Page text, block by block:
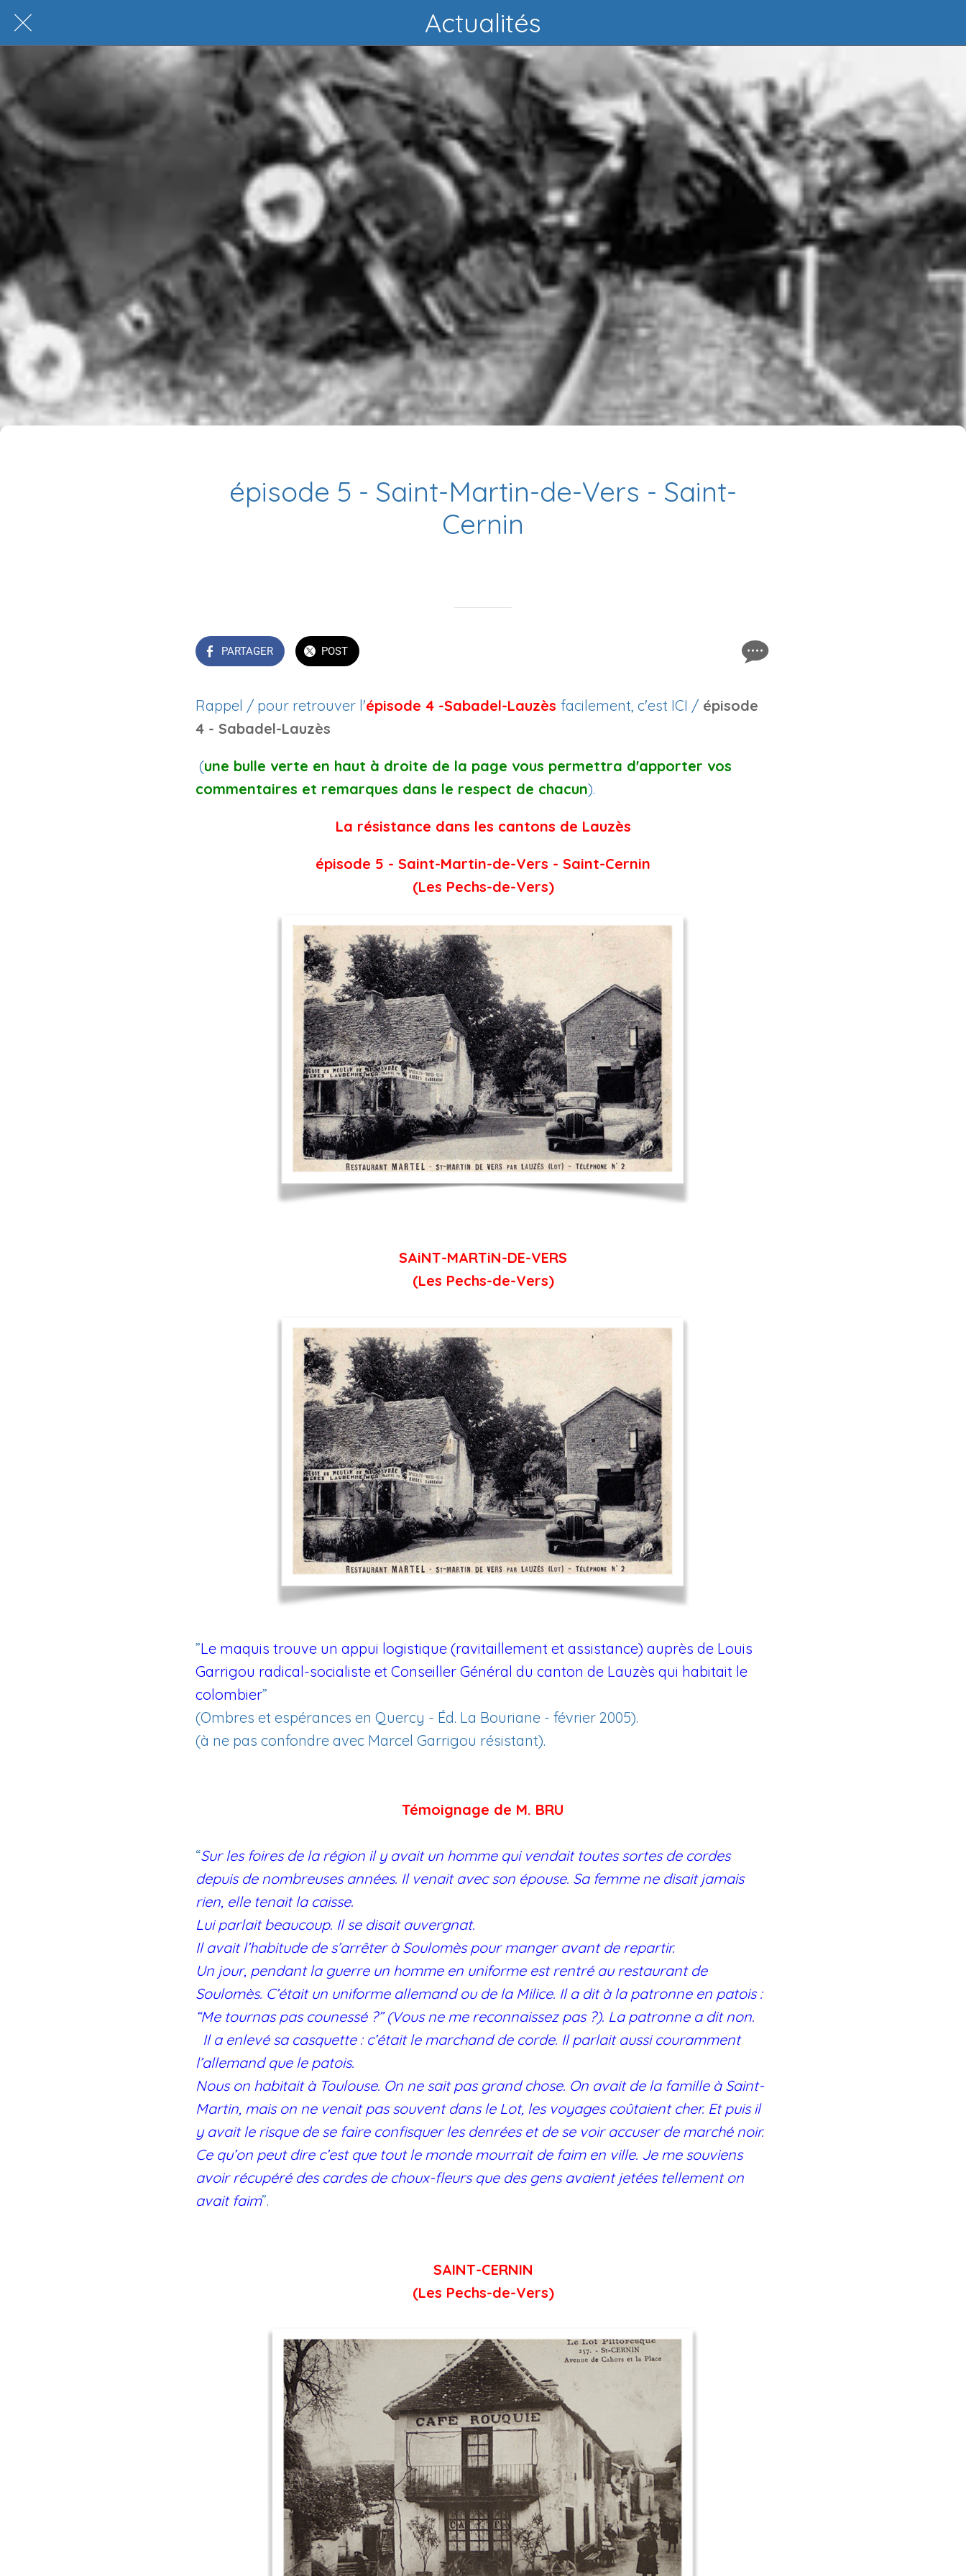
Actualités
épisode 5 - Saint-Martin-de-Vers - Saint-
Cernin
PARTAGER POST
Rappel / pour retrouver l'épisode 4 -Sabadel-Lauzès facilement, c'est ICI / épisode
4 - Sabadel-Lauzès
(une bulle verte en haut à droite de la page vous permettra d'apporter vos
commentaires et remarques dans le respect de chacun).
La résistance dans les cantons de Lauzès
épisode 5 - Saint-Martin-de-Vers - Saint-Cernin
(Les Pechs-de-Vers)
SAiNT-MARTiN-DE-VERS
(Les Pechs-de-Vers)
”Le maquis trouve un appui logistique (ravitaillement et assistance) auprès de Louis
Garrigou radical-socialiste et Conseiller Général du canton de Lauzès qui habitait le
colombier”
(Ombres et espérances en Quercy - Éd. La Bouriane - février 2005).
(à ne pas confondre avec Marcel Garrigou résistant).
Témoignage de M. BRU
“Sur les foires de la région il y avait un homme qui vendait toutes sortes de cordes
depuis de nombreuses années. Il venait avec son épouse. Sa femme ne disait jamais
rien, elle tenait la caisse.
Lui parlait beaucoup. Il se disait auvergnat.
Il avait l’habitude de s’arrêter à Soulomès pour manger avant de repartir.
Un jour, pendant la guerre un homme en uniforme est rentré au restaurant de
Soulomès. C’était un uniforme allemand ou de la Milice. Il a dit à la patronne en patois :
“Me tournas pas counessé ?” (Vous ne me reconnaissez pas ?). La patronne a dit non.
Il a enlevé sa casquette : c’était le marchand de corde. Il parlait aussi couramment
l’allemand que le patois.
Nous on habitait à Toulouse. On ne sait pas grand chose. On avait de la famille à Saint-
Martin, mais on ne venait pas souvent dans le Lot, les voyages coûtaient cher. Et puis il
y avait le risque de se faire confisquer les denrées et de se voir accuser de marché noir.
Ce qu’on peut dire c’est que tout le monde mourrait de faim en ville. Je me souviens
avoir récupéré des cardes de choux-fleurs que des gens avaient jetées tellement on
avait faim”.
SAINT-CERNIN
(Les Pechs-de-Vers)